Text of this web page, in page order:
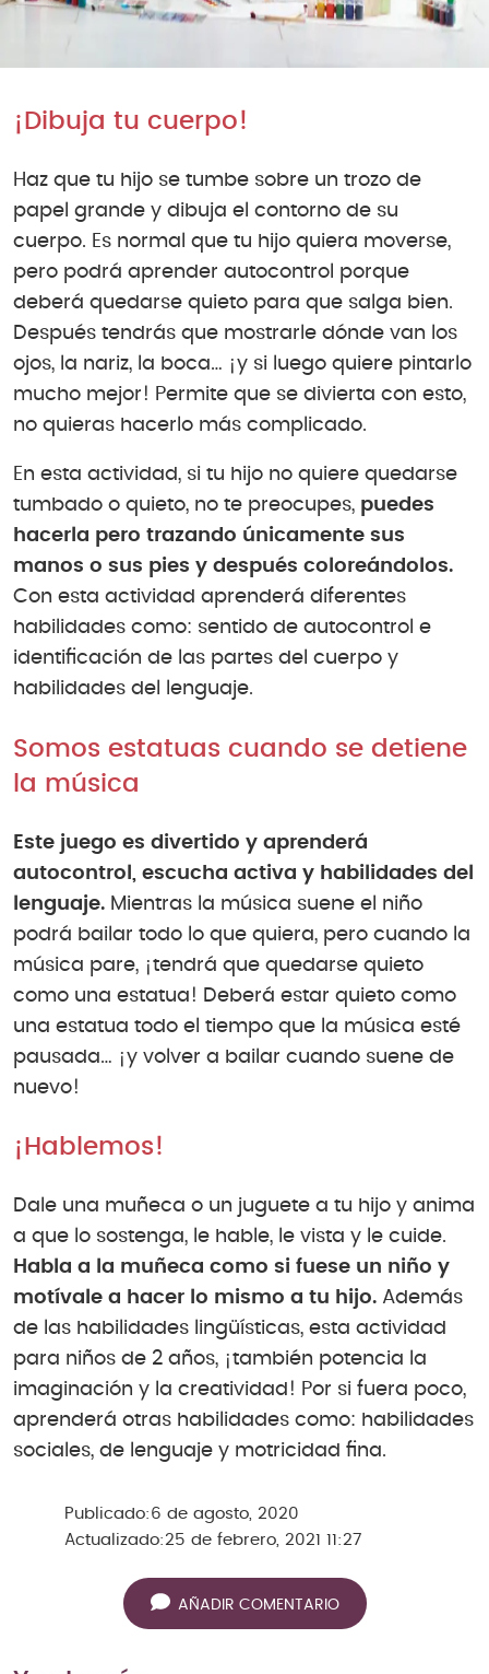
¡Dibuja tu cuerpo!
Haz que tu hijo se tumbe sobre un trozo de
papel grande y dibuja el contorno de su
cuerpo. Es normal que tu hijo quiera moverse,
pero podrá aprender autocontrol porque
deberá quedarse quieto para que salga bien.
Después tendrás que mostrarle dónde van los
ojos, la nariz, la boca… ¡y si luego quiere pintarlo
mucho mejor! Permite que se divierta con esto,
no quieras hacerlo más complicado.
En esta actividad, si tu hijo no quiere quedarse
tumbado o quieto, no te preocupes, puedes
hacerla pero trazando únicamente sus
manos o sus pies y después coloreándolos.
Con esta actividad aprenderá diferentes
habilidades como: sentido de autocontrol e
identificación de las partes del cuerpo y
habilidades del lenguaje.
Somos estatuas cuando se detiene
la música
Este juego es divertido y aprenderá
autocontrol, escucha activa y habilidades del
lenguaje. Mientras la música suene el niño
podrá bailar todo lo que quiera, pero cuando la
música pare, ¡tendrá que quedarse quieto
como una estatua! Deberá estar quieto como
una estatua todo el tiempo que la música esté
pausada… ¡y volver a bailar cuando suene de
nuevo!
¡Hablemos!
Dale una muñeca o un juguete a tu hijo y anima
a que lo sostenga, le hable, le vista y le cuide.
Habla a la muñeca como si fuese un niño y
motívale a hacer lo mismo a tu hijo. Además
de las habilidades lingüísticas, esta actividad
para niños de 2 años, ¡también potencia la
imaginación y la creatividad! Por si fuera poco,
aprenderá otras habilidades como: habilidades
sociales, de lenguaje y motricidad fina.
Publicado: 6 de agosto, 2020
Actualizado: 25 de febrero, 2021 11:27
AÑADIR COMENTARIO